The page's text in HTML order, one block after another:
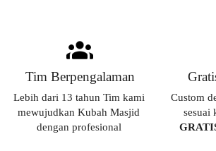
Tim Berpengalaman
Lebih dari 13 tahun Tim kami
mewujudkan Kubah Masjid
dengan profesional
Custom